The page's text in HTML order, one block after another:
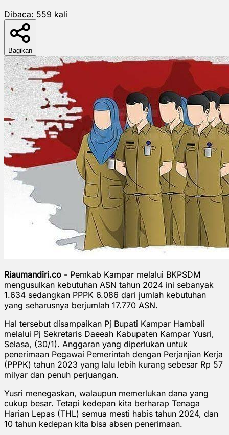
Dibaca: 559 kali
Bagikan
Riaumandiri.co - Pemkab Kampar melalui BKPSDM
mengusulkan kebutuhan ASN tahun 2024 ini sebanyak
1.634 sedangkan PPPK 6.086 dari jumlah kebutuhan
yang seharusnya berjumlah 17.770 ASN.
Hal tersebut disampaikan Pj Bupati Kampar Hambali
melalui Pj Sekretaris Daeeah Kabupaten Kampar Yusri,
Selasa, (30/1). Anggaran yang diperlukan untuk
penerimaan Pegawai Pemerintah dengan Perjanjian Kerja
(PPPK) tahun 2023 yang lalu lebih kurang sebesar Rp 57
milyar dan penuh perjuangan.
Yusri menegaskan, walaupun memerlukan dana yang
cukup besar. Tetapi kedepan kita berharap Tenaga
Harian Lepas (THL) semua mesti habis tahun 2024, dan
10 tahun kedepan kita bisa absen penerimaan.